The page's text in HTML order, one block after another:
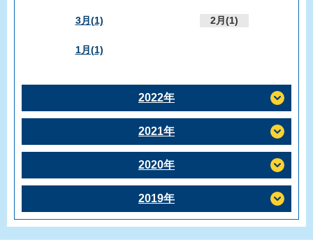
3月(1) 2月(1)
1月(1)
2022年
2021年
2020年
2019年